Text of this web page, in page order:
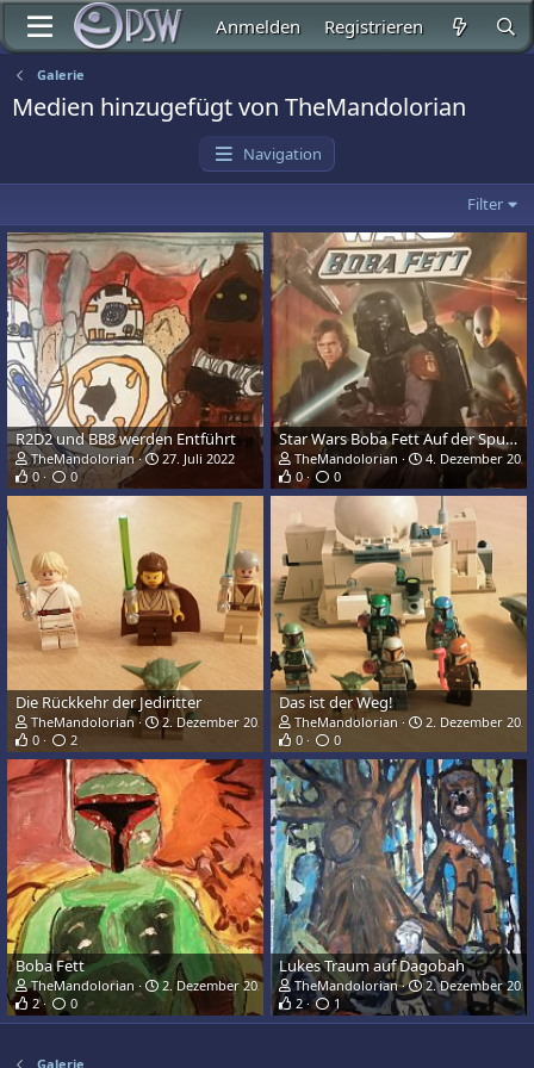
Anmelden Registrieren
Galerie
Medien hinzugefügt von TheMandolorian
Navigation
Filter
R2D2 und BB8 werden Entführt
TheMandolorian
27. Juli 2022
0
0
Star Wars Boba Fett Auf der Spur Cover
TheMandolorian
4. Dezember 2020
0
0
Die Rückkehr der Jediritter
TheMandolorian
2. Dezember 2020
0
2
Das ist der Weg!
TheMandolorian
2. Dezember 2020
0
0
Boba Fett
TheMandolorian
2. Dezember 2020
2
0
Lukes Traum auf Dagobah
TheMandolorian
2. Dezember 2020
2
1
Galerie